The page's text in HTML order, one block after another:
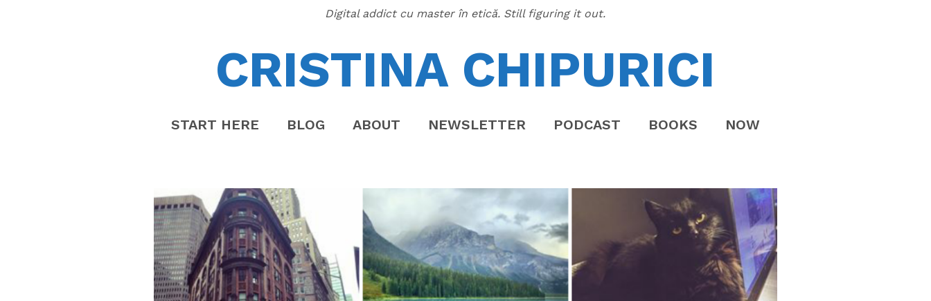
Digital addict cu master în etică. Still figuring it out.
CRISTINA CHIPURICI
START HERE BLOG ABOUT NEWSLETTER PODCAST BOOKS NOW